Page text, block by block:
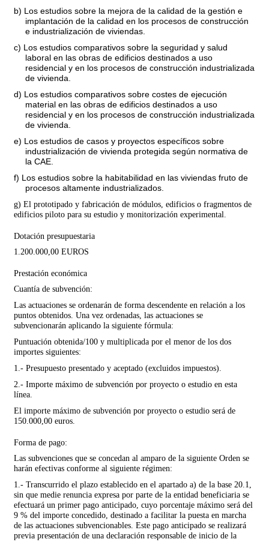
b) Los estudios sobre la mejora de la calidad de la gestión e
implantación de la calidad en los procesos de construcción
e industrialización de viviendas.
c) Los estudios comparativos sobre la seguridad y salud
laboral en las obras de edificios destinados a uso
residencial y en los procesos de construcción industrializada
de vivienda.
d) Los estudios comparativos sobre costes de ejecución
material en las obras de edificios destinados a uso
residencial y en los procesos de construcción industrializada
de vivienda.
e) Los estudios de casos y proyectos específicos sobre
industrialización de vivienda protegida según normativa de
la CAE.
f) Los estudios sobre la habitabilidad en las viviendas fruto de
procesos altamente industrializados.
g) El prototipado y fabricación de módulos, edificios o fragmentos de
edificios piloto para su estudio y monitorización experimental.
Dotación presupuestaria
1.200.000,00 EUROS
Prestación económica
Cuantía de subvención:
Las actuaciones se ordenarán de forma descendente en relación a los
puntos obtenidos. Una vez ordenadas, las actuaciones se
subvencionarán aplicando la siguiente fórmula:
Puntuación obtenida/100 y multiplicada por el menor de los dos
importes siguientes:
1.- Presupuesto presentado y aceptado (excluidos impuestos).
2.- Importe máximo de subvención por proyecto o estudio en esta
línea.
El importe máximo de subvención por proyecto o estudio será de
150.000,00 euros.
Forma de pago:
Las subvenciones que se concedan al amparo de la siguiente Orden se
harán efectivas conforme al siguiente régimen:
1.- Transcurrido el plazo establecido en el apartado a) de la base 20.1,
sin que medie renuncia expresa por parte de la entidad beneficiaria se
efectuará un primer pago anticipado, cuyo porcentaje máximo será del
9 % del importe concedido, destinado a facilitar la puesta en marcha
de las actuaciones subvencionables. Este pago anticipado se realizará
previa presentación de una declaración responsable de inicio de la